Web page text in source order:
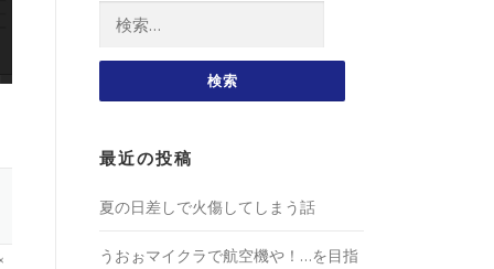
最近の投稿
夏の日差しで火傷してしまう話
うおぉマイクラで航空機や！…を目指